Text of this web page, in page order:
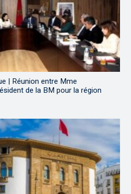
| Réunion entre Mme
de la BM pour la région